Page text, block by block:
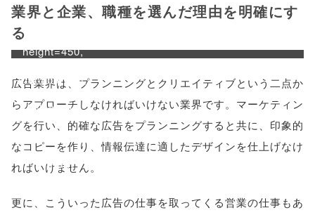
'width=550,
height=450,
menubar=no,
toolbar=no,
scrollbars=yes'
); return
業界と企業、職種を選んだ理由を明確にす
る
広告業界は、プランニングとクリエイティブという二点か
らアプローチしなければいけない業界です。マーケティン
グを行い、的確な広告をプランニングすると共に、印象的
なコピーを作り、情報伝達に適したデザインを仕上げなけ
ればいけません。
更に、こういった広告の仕事を取ってくる営業の仕事もあ